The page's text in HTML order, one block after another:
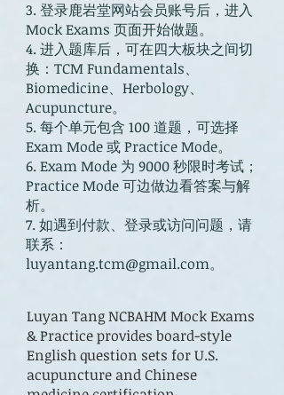
3. 登录鹿岩堂网站会员账号后，进入
Mock Exams 页面开始做题。
4. 进入题库后，可在四大板块之间切
换：TCM Fundamentals、
Biomedicine、Herbology、
Acupuncture。
5. 每个单元包含 100 道题，可选择
Exam Mode 或 Practice Mode。
6. Exam Mode 为 9000 秒限时考试；
Practice Mode 可边做边看答案与解
析。
7. 如遇到付款、登录或访问问题，请
联系：
luyantang.tcm@gmail.com。
Luyan Tang NCBAHM Mock Exams
& Practice provides board-style
English question sets for U.S.
acupuncture and Chinese